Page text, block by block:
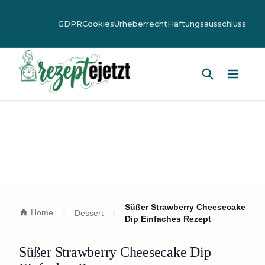
GDPRCookiesUrheberrechtHaftungsausschluss
Home Dessert
Süßer Strawberry Cheesecake
Dip Einfaches Rezept
Süßer Strawberry Cheesecake Dip